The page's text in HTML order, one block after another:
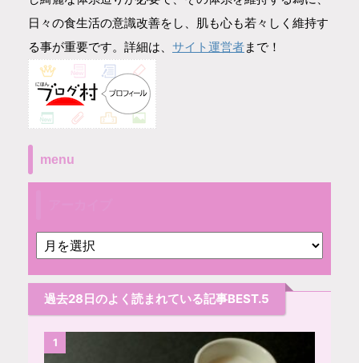
日々の食生活の意識改善をし、肌も心も若々しく維持す
る事が重要です。詳細は、 サイト運営者まで！
menu
過去28日のよく読まれている記事BEST.5
1